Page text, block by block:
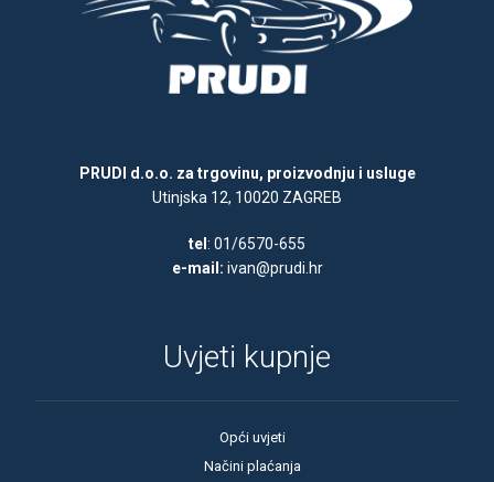
PRUDI d.o.o. za trgovinu, proizvodnju i usluge
Utinjska 12, 10020 ZAGREB
tel : 01/6570-655
e-mail: ivan@prudi.hr
Uvjeti kupnje
Opći uvjeti
Načini plaćanja